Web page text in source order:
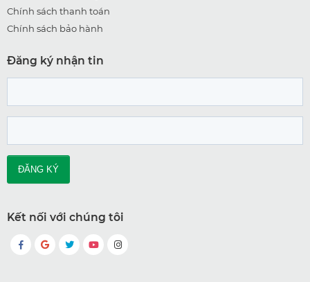
Chính sách thanh toán
Chính sách bảo hành
Đăng ký nhận tin
Kết nối với chúng tôi